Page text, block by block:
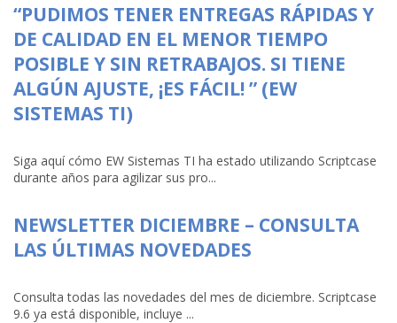
“PUDIMOS TENER ENTREGAS RÁPIDAS Y
DE CALIDAD EN EL MENOR TIEMPO
POSIBLE Y SIN RETRABAJOS. SI TIENE
ALGÚN AJUSTE, ¡ES FÁCIL! ” (EW
SISTEMAS TI)
Siga aquí cómo EW Sistemas TI ha estado utilizando Scriptcase
durante años para agilizar sus pro...
NEWSLETTER DICIEMBRE – CONSULTA
LAS ÚLTIMAS NOVEDADES
Consulta todas las novedades del mes de diciembre. Scriptcase
9.6 ya está disponible, incluye ...